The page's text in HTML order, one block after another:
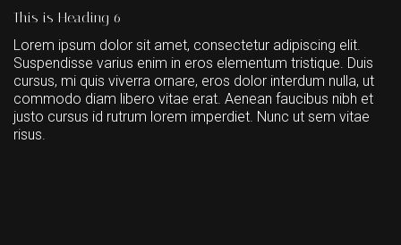
This is Heading 6
Lorem ipsum dolor sit amet, consectetur adipiscing elit.
Suspendisse varius enim in eros elementum tristique. Duis
cursus, mi quis viverra ornare, eros dolor interdum nulla, ut
commodo diam libero vitae erat. Aenean faucibus nibh et
justo cursus id rutrum lorem imperdiet. Nunc ut sem vitae
risus.